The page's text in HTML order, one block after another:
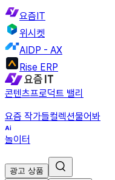
요즘IT
위시켓
AIDP - AX
Rise ERP
콘텐츠프로덕트 밸리
요즘 작가들컬렉션물어봐
놀이터
광고 상품